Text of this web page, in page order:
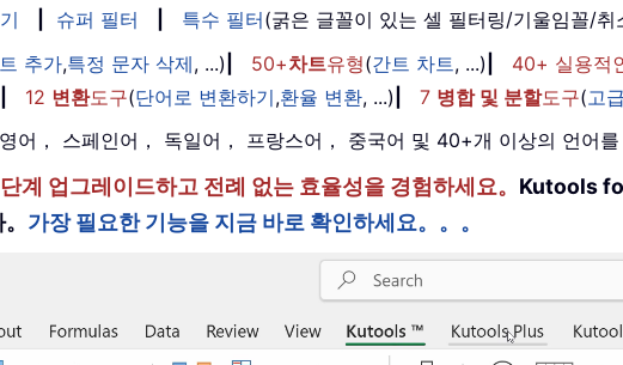
슈퍼 필터 특수 필터(굵은 글꼴이 있는 셀 필터링/기울임꼴/취
추가,특정 문자 삭제, ...) 50+차트유형(간트 차트, ...)
40+ 실용적
12 변환도구(단어로 변환하기,환율 변환, ...) 7 병합 및 분할도구(고
어， 스페인어， 독일어， 프랑스어， 중국어 및 40+개 이상의 언어
업그레이드하고 전례 없는 효율성을 경험하세요。 Kutools
가장 필요한 기능을 지금 바로 확인하세요。。。